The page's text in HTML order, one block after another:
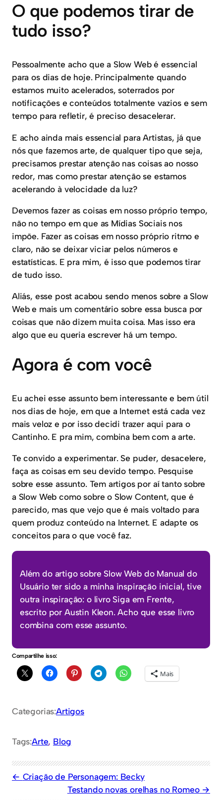
O que podemos tirar de
tudo isso?
Pessoalmente acho que a Slow Web é essencial
para os dias de hoje. Principalmente quando
estamos muito acelerados, soterrados por
notificações e conteúdos totalmente vazios e sem
tempo para refletir, é preciso desacelerar.
E acho ainda mais essencial para Artistas, já que
nós que fazemos arte, de qualquer tipo que seja,
precisamos prestar atenção nas coisas ao nosso
redor, mas como prestar atenção se estamos
acelerando à velocidade da luz?
Devemos fazer as coisas em nosso próprio tempo,
não no tempo em que as Mídias Sociais nos
impõe. Fazer as coisas em nosso próprio ritmo e
claro, não se deixar viciar pelos números e
estatísticas. E pra mim, é isso que podemos tirar
de tudo isso.
Aliás, esse post acabou sendo menos sobre a Slow
Web e mais um comentário sobre essa busca por
coisas que não dizem muita coisa. Mas isso era
algo que eu queria escrever há um tempo.
Agora é com você
Eu achei esse assunto bem interessante e bem útil
nos dias de hoje, em que a Internet está cada vez
mais veloz e por isso decidi trazer aqui para o
Cantinho. E pra mim, combina bem com a arte.
Te convido a experimentar. Se puder, desacelere,
faça as coisas em seu devido tempo. Pesquise
sobre esse assunto. Tem artigos por aí tanto sobre
a Slow Web como sobre o Slow Content, que é
parecido, mas que vejo que é mais voltado para
quem produz conteúdo na Internet. E adapte os
conceitos para o que você faz.
Além do artigo sobre Slow Web do Manual do
Usuário ter sido a minha inspiração inicial, tive
outra inspiração: o livro Siga em Frente,
escrito por Austin Kleon. Acho que esse livro
combina com esse assunto.
Compartilhe isso:
Mais
Categorias:Artigos
Tags:Arte, Blog
Criação de Personagem: Becky
Testando novas orelhas no Romeo